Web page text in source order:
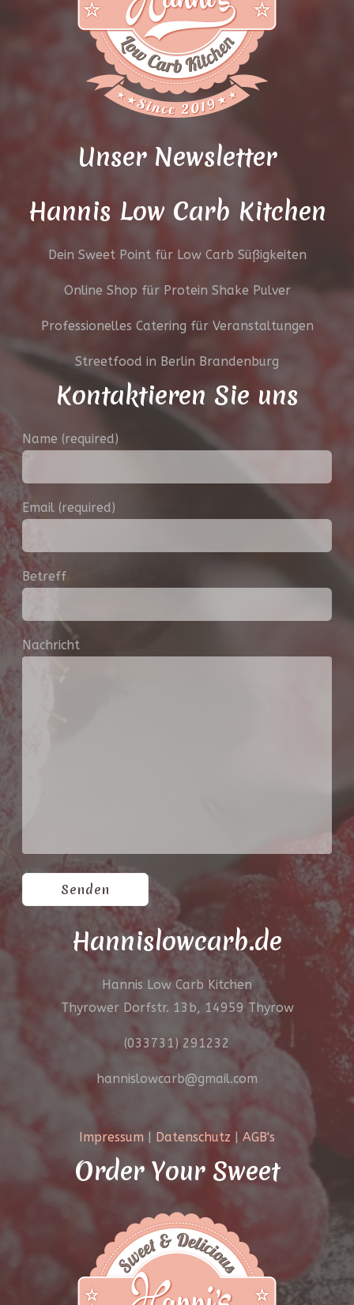
Unser Newsletter
Hannis Low Carb Kitchen
Dein Sweet Point für Low Carb Süßigkeiten
Online Shop für Protein Shake Pulver
Professionelles Catering für Veranstaltungen
Streetfood in Berlin Brandenburg
Kontaktieren Sie uns
Name (required)
Email (required)
Betreff
Nachricht
Hannislowcarb.de
Hannis Low Carb Kitchen
Thyrower Dorfstr. 13b, 14959 Thyrow
(033731) 291232
hannislowcarb@gmail.com
Impressum | Datenschutz | AGB's
Order Your Sweet